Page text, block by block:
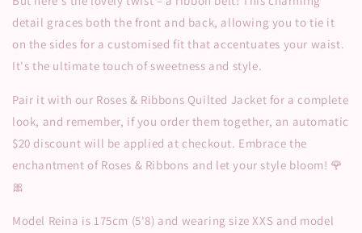
detail graces both the front and back, allowing you to tie it
on the sides for a customised fit that accentuates your waist.
It's the ultimate touch of sweetness and style.
Pair it with our Roses & Ribbons Quilted Jacket for a complete
look, and remember, if you order them together, an automatic
$20 discount will be applied at checkout. Embrace the
enchantment of Roses & Ribbons and let your style bloom! 🌹
🎀
Model Reina is 175cm (5'8) and wearing size XXS and model